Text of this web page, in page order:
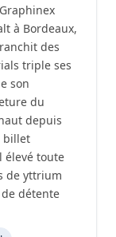
à Bordeaux,
des
triple ses
son
du
depuis
billet
élevé toute
de yttrium
détente